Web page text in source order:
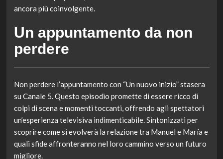
ancora più coinvolgente.
Un appuntamento da non
perdere
Non perdere l’appuntamento con “Un nuovo inizio” stasera
su Canale 5. Questo episodio promette di essere ricco di
colpi di scena e momenti toccanti, offrendo agli spettatori
un’esperienza televisiva indimenticabile. Sintonizzati per
scoprire come si evolverà la relazione tra Manuel e María e
quali sfide affronteranno nel loro cammino verso un futuro
migliore.